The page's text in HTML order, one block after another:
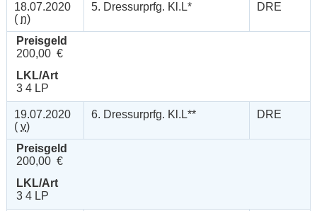
18.07.2020
( n)
5. Dressurprfg. Kl.L* DRE
Preisgeld
200,00 €
LKL/Art
3 4 LP
19.07.2020
( v)
6. Dressurprfg. Kl.L** DRE
Preisgeld
200,00 €
LKL/Art
3 4 LP